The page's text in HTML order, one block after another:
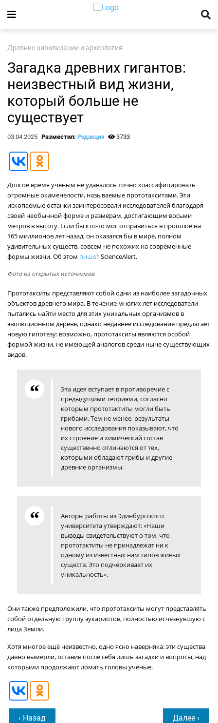
Древние цивилизации и археология
Загадка древних гигантов:
неизвестный вид жизни,
который больше не
существует
03.04.2025 Разместил: Редакция 3733
Долгое время учёным не удавалось точно классифицировать
огромные окаменелости, называемые прототакситами. Эти
ископаемые останки заинтересовали исследователей благодаря
своей необычной форме и размерам, достигающим восьми
метров в высоту. Если бы кто-то мог отправиться в прошлое на
165 миллионов лет назад, он оказался бы в мире, полном
удивительных существ, совсем не похожих на современные
формы жизни. Об этом пишетScienceAlert.
Фото из открытых источников
Прототакситы представляют собой одни из наиболее загадочных
объектов древнего мира. В течение многих лет исследователи
пытались найти место для этих уникальных организмов в
эволюционном дереве, однако недавнее исследование предлагает
новую гипотезу: возможно, прототакситы являются особой
формой жизни, не имеющей аналогов среди ныне существующих
видов.
Эта идея вступает в противоречие с
предыдущими теориями, согласно
которым прототактиты могли быть
грибами. Тем не менее, результаты
нового исследования показывают, что
их строение и химический состав
существенно отличаются от тех,
которыми обладают грибы и другие
древние организмы.
Авторы работы из Эдинбургского
университета утверждают: «Наши
выводы свидетельствуют о том, что
прототактиты не принадлежат ни к
одному из известных нам типов живых
существ. Это подчёркивает их
уникальность».
Они также предположили, что прототакситы могут представлять
собой отдельную группу эукариотов, полностью исчезнувшую с
лица Земли.
Хотя многое ещё неизвестно, одно ясно наверняка: эти существа
давно вымерли, оставив после себя лишь загадки и вопросы, над
которыми продолжают ломать головы учёные.
‹ Назад Далее ›